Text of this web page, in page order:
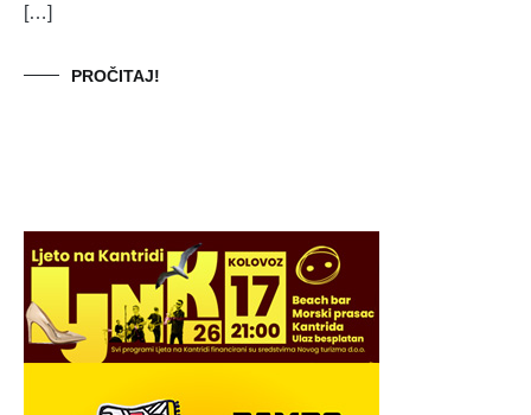
[…]
PROČITAJ!